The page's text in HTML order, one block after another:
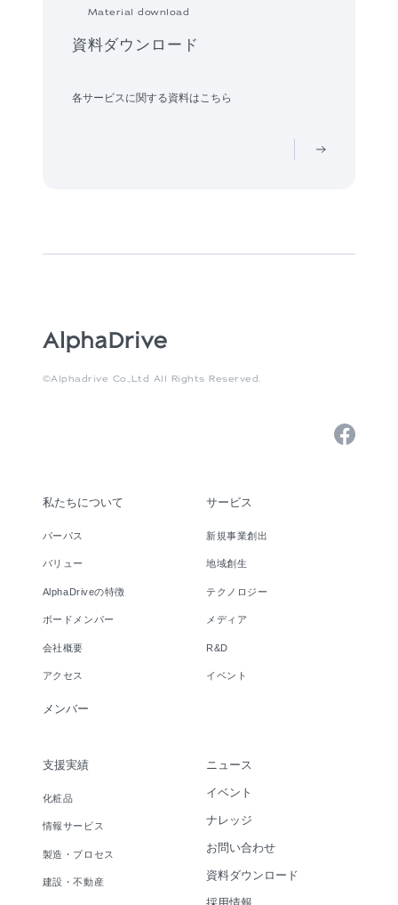
Material download
資料ダウンロード
各サービスに関する資料はこちら
©Alphadrive Co.,Ltd All Rights Reserved.
私たちについて
パーパス
バリュー
AlphaDriveの特徴
ボードメンバー
会社概要
アクセス
メンバー
サービス
新規事業創出
地域創生
テクノロジー
メディア
R&D
イベント
支援実績
化粧品
情報サービス
製造・プロセス
建設・不動産
ニュース
イベント
ナレッジ
お問い合わせ
資料ダウンロード